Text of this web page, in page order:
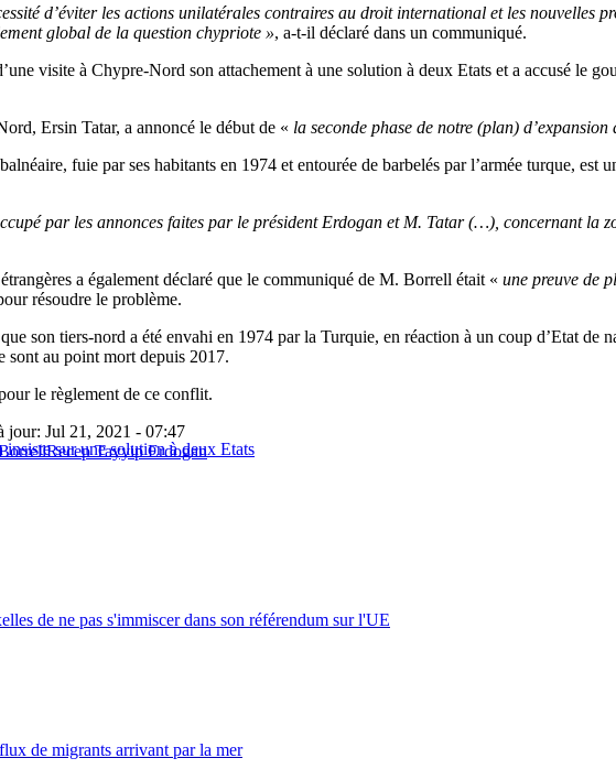
d’éviter les actions unilatérales contraires au droit international et les nouvelles
global de la question chypriote », a-t-il déclaré dans un communiqué.
visite à Chypre-Nord son attachement à une solution à deux Etats et a accusé le
Ersin Tatar, a annoncé le début de « la seconde phase de notre (plan) d’expansion
fuie par ses habitants en 1974 et entourée de barbelés par l’armée turque,
par les annonces faites par le président Erdogan et M. Tatar (…), concernant la
a également déclaré que le communiqué de M. Borrell était « une preuve de
résoudre le problème.
son tiers-nord a été envahi en 1974 par la Turquie, en réaction à un coup d’Etat
sont au point mort depuis 2017.
le règlement de ce conflit.
sur une solution à deux Etats
jour: Jul 21, 2021 - 07:47
Recep Tayyip Erdogan
de ne pas s'immiscer dans son référendum sur l'UE
de migrants arrivant par la mer